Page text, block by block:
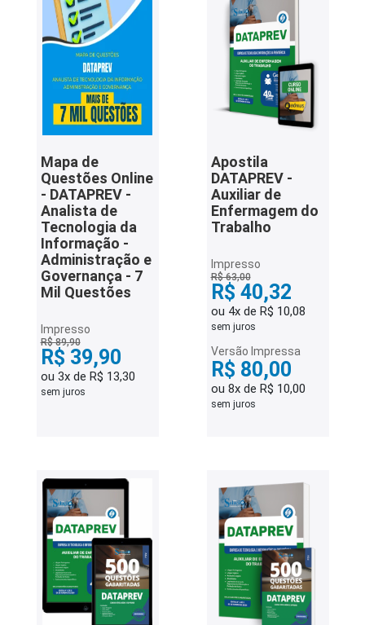
Mapa de
Questões Online
- DATAPREV -
Analista de
Tecnologia da
Informação -
Administração e
Governança - 7
Mil Questões
Impresso
R$ 89,90
R$ 39,90
ou 3x de R$ 13,30
sem juros
Apostila
DATAPREV -
Auxiliar de
Enfermagem do
Trabalho
Impresso
R$ 63,00
R$ 40,32
ou 4x de R$ 10,08
sem juros
Versão Impressa
R$ 80,00
ou 8x de R$ 10,00
sem juros